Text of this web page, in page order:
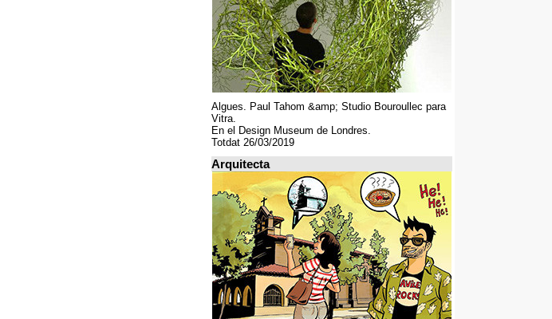
Algues. Paul Tahom &amp; Studio Bouroullec para
Vitra.
En el Design Museum de Londres.
Totdat 26/03/2019
Arquitecta